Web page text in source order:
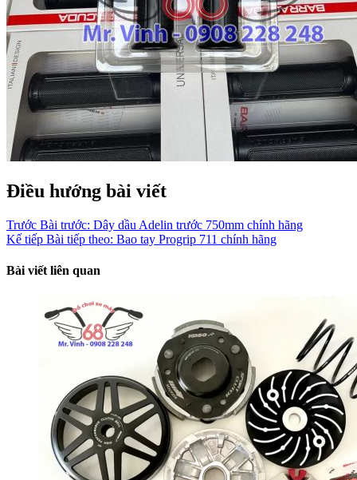
Điều hướng bài viết
Trước Bài trước: Dây dầu Adelin trước 750mm chính hãng
Kế tiếp Bài tiếp theo: Bao tay Progrip 711 chính hãng
Bài viết liên quan